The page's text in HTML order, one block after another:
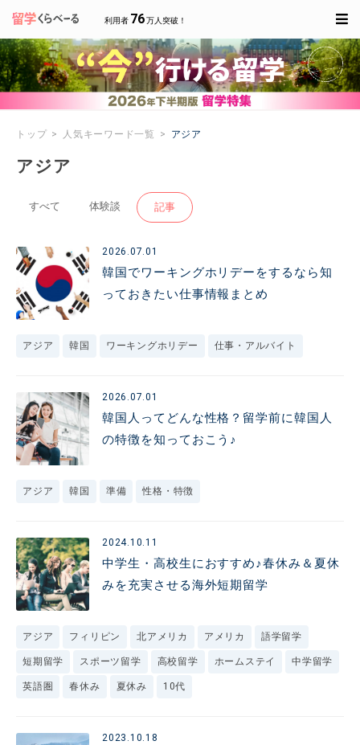
利用者 76万人突破！
トップ 人気キーワード一覧 アジア
アジア
すべて 体験談 記事
2026.07.01
韓国でワーキングホリデーをするなら知
っておきたい仕事情報まとめ
アジア 韓国 ワーキングホリデー 仕事・アルバイト
2026.07.01
韓国人ってどんな性格？留学前に韓国人
の特徴を知っておこう♪
アジア 韓国 準備 性格・特徴
2024.10.11
中学生・高校生におすすめ♪春休み＆夏休
みを充実させる海外短期留学
アジア フィリピン 北アメリカ アメリカ 語学留学
短期留学 スポーツ留学 高校留学 ホームステイ 中学留学
英語圏 春休み 夏休み 10代
2023.10.18